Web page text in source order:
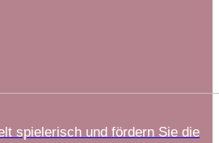
spielerisch und fördern Sie die